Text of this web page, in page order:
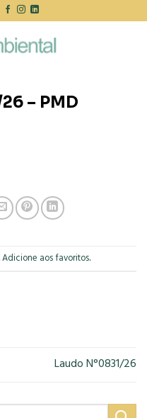
– PMD
Adicione aos favoritos.
Laudo N°0831/26